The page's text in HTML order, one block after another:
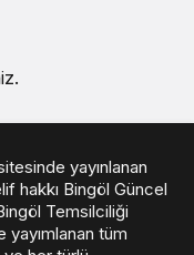
yayınlanan
hakkı Bingöl Güncel
Temsilciliği
tüm